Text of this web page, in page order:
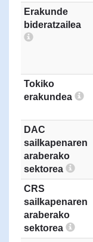
Erakunde
bideratzailea
Tokiko
erakundea
DAC
sailkapenaren
araberako
sektorea
CRS
sailkapenaren
araberako
sektorea